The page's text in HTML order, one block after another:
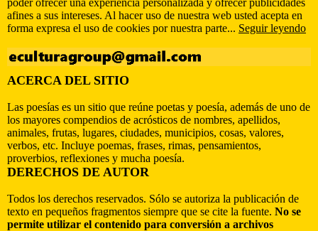
poder ofrecer una experiencia personalizada y ofrecer publicidades
afines a sus intereses. Al hacer uso de nuestra web usted acepta en
forma expresa el uso de cookies por nuestra parte... Seguir leyendo
ACERCA DEL SITIO
Las poesías es un sitio que reúne poetas y poesía, además de uno de
los mayores compendios de acrósticos de nombres, apellidos,
animales, frutas, lugares, ciudades, municipios, cosas, valores,
verbos, etc. Incluye poemas, frases, rimas, pensamientos,
proverbios, reflexiones y mucha poesía.
DERECHOS DE AUTOR
Todos los derechos reservados. Sólo se autoriza la publicación de
texto en pequeños fragmentos siempre que se cite la fuente. No se
permite utilizar el contenido para conversión a archivos